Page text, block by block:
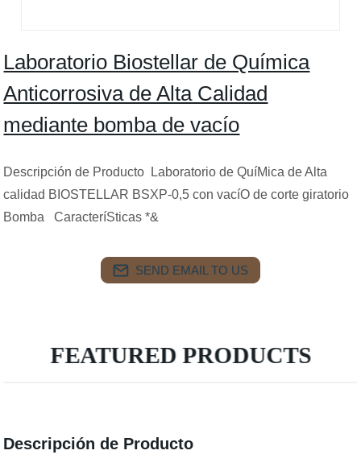
Laboratorio Biostellar de Química
Anticorrosiva de Alta Calidad
mediante bomba de vacío
Descripción de Producto Laboratorio de QuíMica de Alta
calidad BIOSTELLAR BSXP-0,5 con vacíO de corte giratorio
Bomba CaracteríSticas *&
SEND EMAIL TO US
FEATURED PRODUCTS
Descripción de Producto